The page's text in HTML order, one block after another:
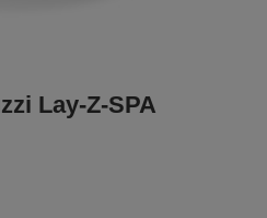
Lay-Z-SPA